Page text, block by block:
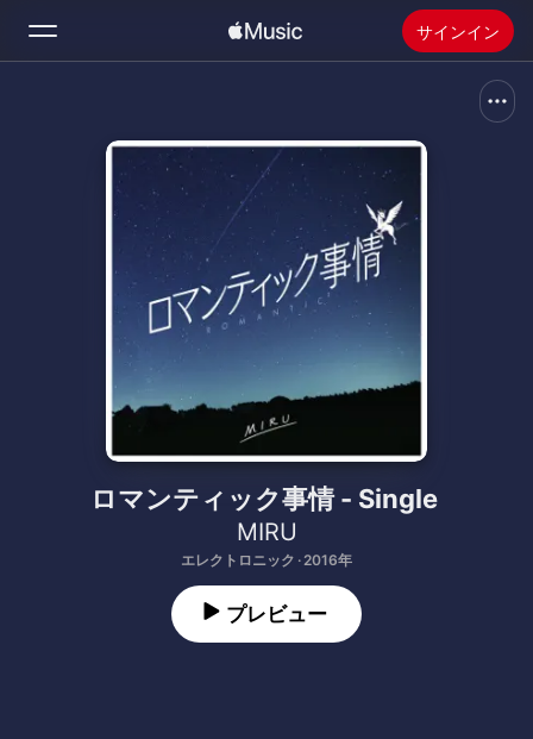
サインイン
新着おすすめ
Apple Musicをインストール
ロマンティック事情 - Single
MIRU
エレクトロニック · 2016年
プレビュー